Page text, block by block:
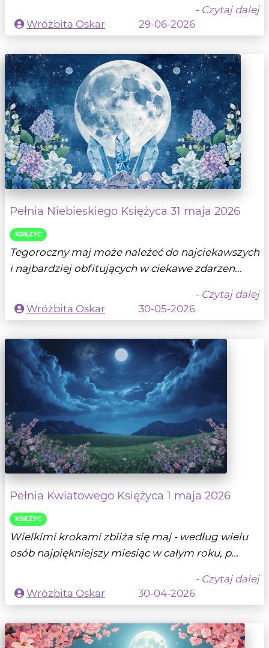
- Czytaj dalej
Wróżbita Oskar
29-06-2026
Pełnia Niebieskiego Księżyca 31 maja 2026
KSIĘŻYC
Tegoroczny maj może należeć do najciekawszych
i najbardziej obfitujących w ciekawe zdarzen...
- Czytaj dalej
Wróżbita Oskar
30-05-2026
Pełnia Kwiatowego Księżyca 1 maja 2026
KSIĘŻYC
Wielkimi krokami zbliża się maj - według wielu
osób najpiękniejszy miesiąc w całym roku, p...
- Czytaj dalej
Wróżbita Oskar
30-04-2026